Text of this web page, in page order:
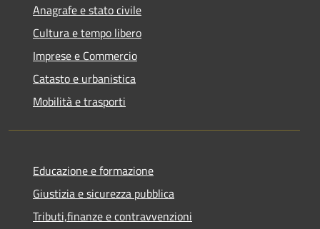
Anagrafe e stato civile
Cultura e tempo libero
Imprese e Commercio
Catasto e urbanistica
Mobilità e trasporti
Educazione e formazione
Giustizia e sicurezza pubblica
Tributi,finanze e contravvenzioni